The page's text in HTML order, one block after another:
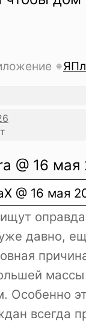
@ 16
@ 16 мая
давно,
массы
Особенно
всегда